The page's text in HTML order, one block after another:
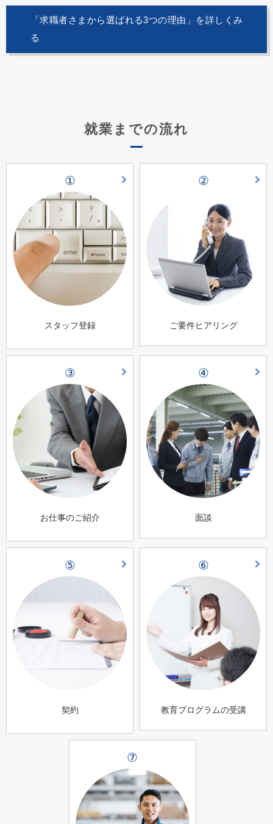
「求職者さまから選ばれる3つの理由」を詳しくみ
る
就業までの流れ
①
スタッフ登録
②
ご要件ヒアリング
③
お仕事のご紹介
④
面談
⑤
契約
⑥
教育プログラムの受講
⑦